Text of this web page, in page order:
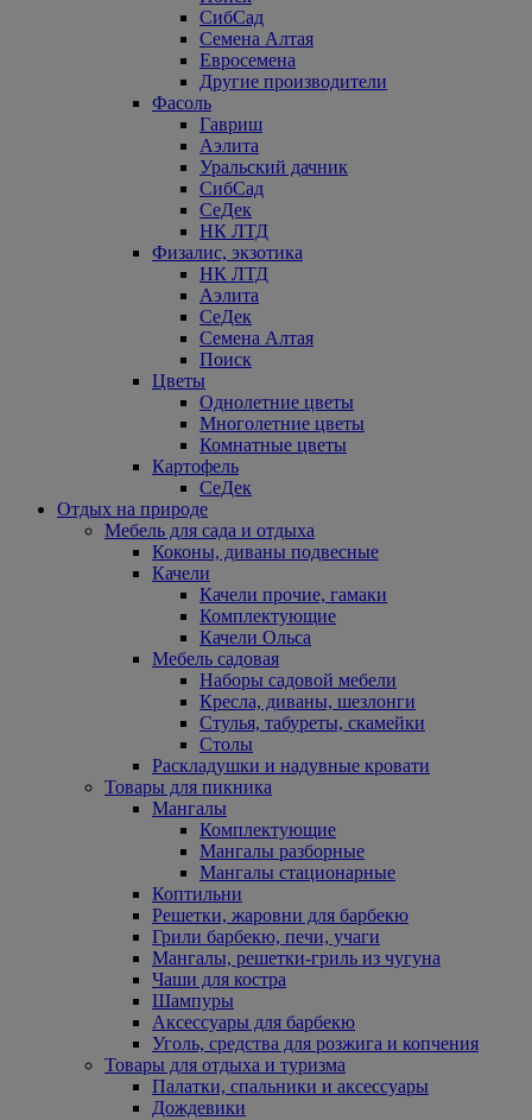
СибСад
Семена Алтая
Евросемена
Другие производители
Фасоль
Гавриш
Аэлита
Уральский дачник
СибСад
СеДек
НК ЛТД
Физалис, экзотика
НК ЛТД
Аэлита
СеДек
Семена Алтая
Поиск
Цветы
Однолетние цветы
Многолетние цветы
Комнатные цветы
Картофель
СеДек
Отдых на природе
Мебель для сада и отдыха
Коконы, диваны подвесные
Качели
Качели прочие, гамаки
Комплектующие
Качели Ольса
Мебель садовая
Наборы садовой мебели
Кресла, диваны, шезлонги
Стулья, табуреты, скамейки
Столы
Раскладушки и надувные кровати
Товары для пикника
Мангалы
Комплектующие
Мангалы разборные
Мангалы стационарные
Коптильни
Решетки, жаровни для барбекю
Грили барбекю, печи, учаги
Мангалы, решетки-гриль из чугуна
Чаши для костра
Шампуры
Аксессуары для барбекю
Уголь, средства для розжига и копчения
Товары для отдыха и туризма
Палатки, спальники и аксессуары
Дождевики